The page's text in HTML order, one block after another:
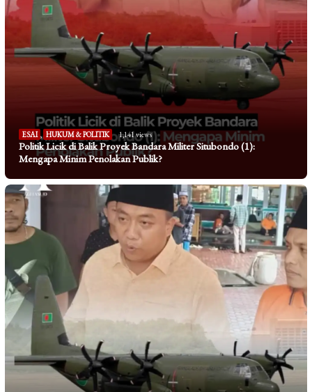
ESAI , HUKUM & POLITIK 1,141 views
Politik Licik di Balik Proyek Bandara Militer Situbondo (1):
Mengapa Minim Penolakan Publik?